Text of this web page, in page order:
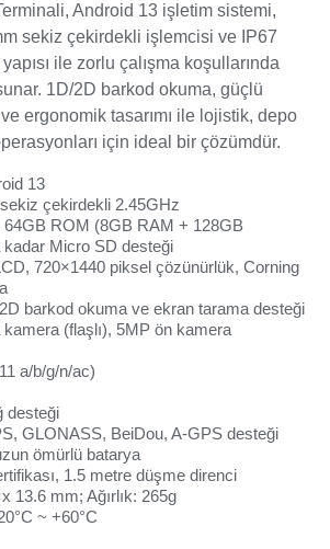
, Android 13 işletim sistemi,
sekiz çekirdekli işlemcisi ve IP67
ile zorlu çalışma koşullarında
1D/2D barkod okuma, güçlü
ergonomik tasarımı ile lojistik, depo
için ideal bir çözümdür.
13
çekirdekli 2.45GHz
64GB ROM (8GB RAM + 128GB
kadar Micro SD desteği
720×1440 piksel çözünürlük, Corning
barkod okuma ve ekran tarama desteği
(flaşlı), 5MP ön kamera
a/b/g/n/ac)
desteği
GLONASS, BeiDou, A-GPS desteği
ömürlü batarya
1.5 metre düşme direnci
13.6 mm; Ağırlık: 265g
~ +60°C